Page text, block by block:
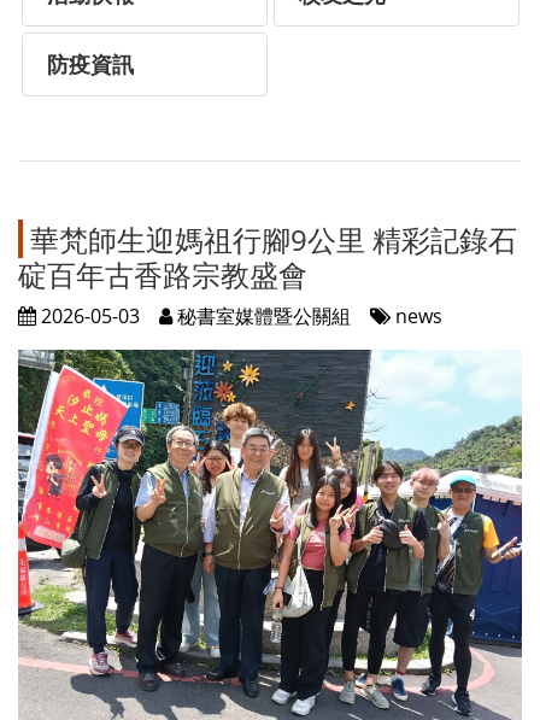
防疫資訊
華梵師生迎媽祖行腳9公里 精彩記錄石
碇百年古香路宗教盛會
2026-05-03 秘書室媒體暨公關組 news